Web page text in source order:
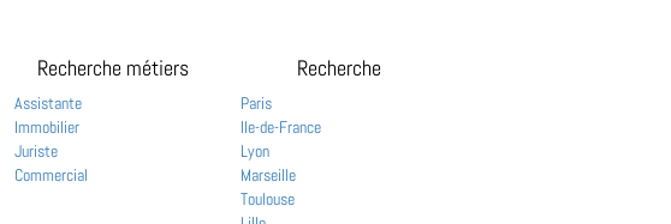
Recherche métiers
Assistante
Immobilier
Juriste
Commercial
Recherche
Paris
Ile-de-France
Lyon
Marseille
Toulouse